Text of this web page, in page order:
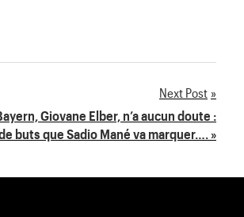
Next Post
Giovane Elber, n’a aucun doute :
buts que Sadio Mané va marquer…. »